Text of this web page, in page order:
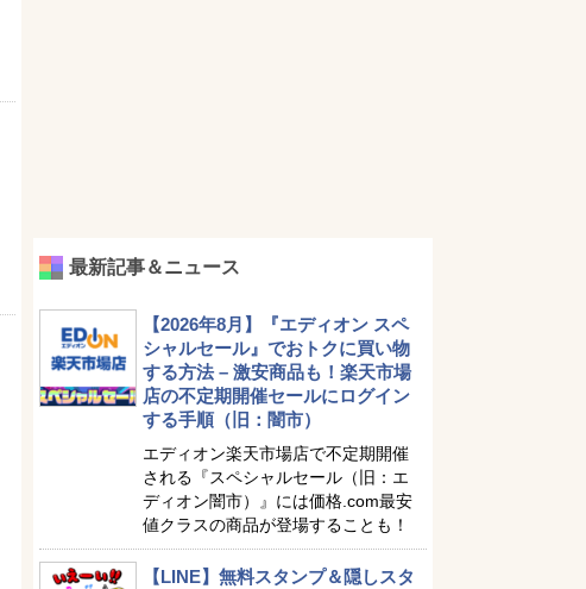
最新記事＆ニュース
【2026年8月】『エディオン スペ
シャルセール』でおトクに買い物
する方法 – 激安商品も！楽天市場
店の不定期開催セールにログイン
する手順（旧：闇市）
エディオン楽天市場店で不定期開催
される『スペシャルセール（旧：エ
ディオン闇市）』には価格.com最安
値クラスの商品が登場することも！
【LINE】無料スタンプ＆隠しスタ